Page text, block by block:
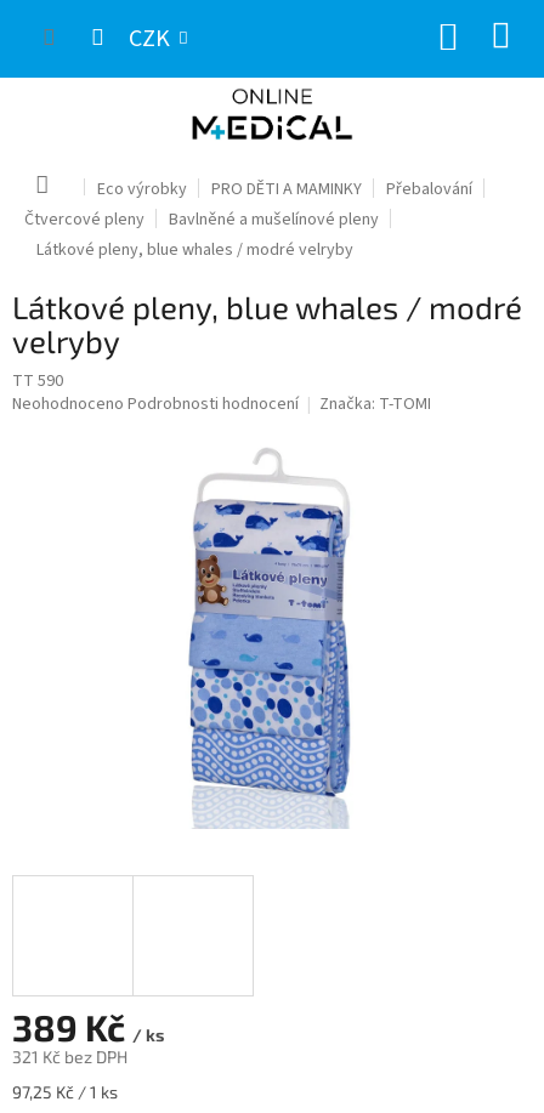
CZK
Domů Eco výrobky PRO DĚTI A MAMINKY
Přebalování
Čtvercové pleny
Bavlněné a mušelínové pleny
Látkové pleny, blue whales / modré velryby
Látkové pleny, blue whales / modré
velryby
TT 590
Průměrné
Neohodnoceno Podrobnosti hodnocení Značka: T-TOMI
389 Kč / ks
321 Kč bez DPH
Měrná
97,25 Kč / 1 ks